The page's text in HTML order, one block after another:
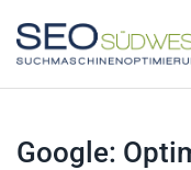
Skip to main
Google: